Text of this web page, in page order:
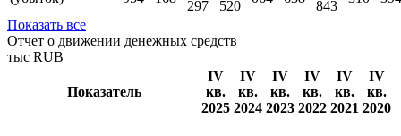
Чистая прибыль
(убыток)
-517 434
-1
217
297
-1
520
843
Показать все
Отчет о движении денежных средств